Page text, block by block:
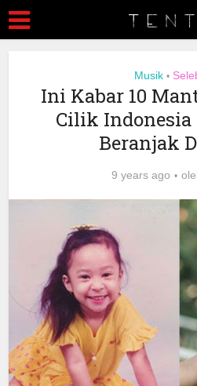
Musik •
Ini Kabar 10
Cilik Indonesia
Beranjak
9 years ago